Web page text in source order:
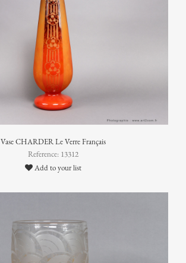
Vase CHARDER Le Verre Français
Reference: 13312
Add to your list